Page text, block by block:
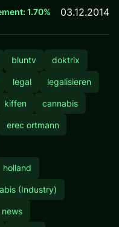
1.70% 03.12.2014
bluntv doktrix
legal legalisieren
kiffen cannabis
erec ortmann
holland
(Industry)
news